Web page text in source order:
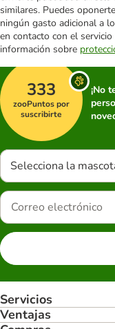
similares. Puedes
ningún gasto adicional a
en contacto con el
información sobre
333
zooPuntos por
suscribirte
¡No
Selecciona la
Servicios
Ventajas